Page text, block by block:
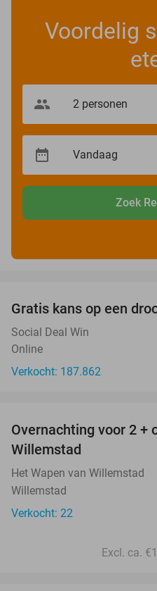
Voordelig
Zoek
Gratis kans op een
Social Deal Win
Online
Verkocht: 187.862
Overnachting voor 2 +
Willemstad
Het Wapen van Willemstad
Willemstad
Verkocht: 22
Excl. ca.